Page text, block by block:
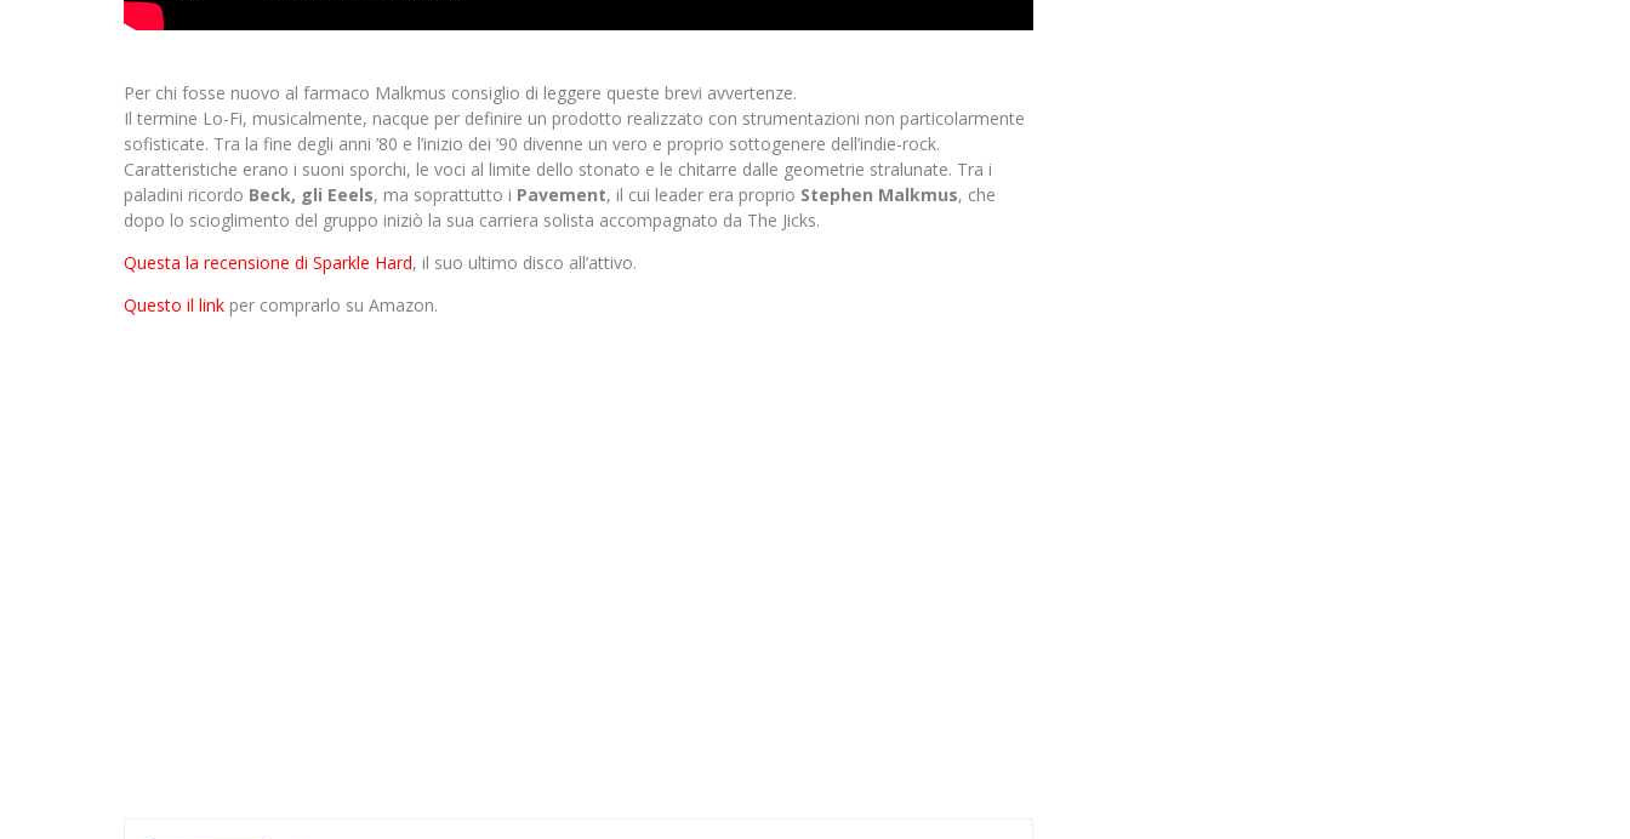
Per chi fosse nuovo al farmaco Malkmus consiglio di leggere queste brevi avvertenze.
Il termine Lo-Fi, musicalmente, nacque per definire un prodotto realizzato con strumentazioni non particolarmente
sofisticate. Tra la fine degli anni ’80 e l’inizio dei ’90 divenne un vero e proprio sottogenere dell’indie-rock.
Caratteristiche erano i suoni sporchi, le voci al limite dello stonato e le chitarre dalle geometrie stralunate. Tra i
paladini ricordo Beck, gli Eeels, ma soprattutto i Pavement, il cui leader era proprio Stephen Malkmus, che
dopo lo scioglimento del gruppo iniziò la sua carriera solista accompagnato da The Jicks.
Questa la recensione di Sparkle Hard, il suo ultimo disco all’attivo.
Questo il link per comprarlo su Amazon.